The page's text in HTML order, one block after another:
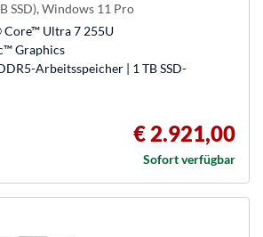
SSD), Windows 11 Pro
Core™ Ultra 7 255U
Graphics
Arbeitsspeicher | 1 TB SSD-
€ 2.921,00
Sofort verfügbar